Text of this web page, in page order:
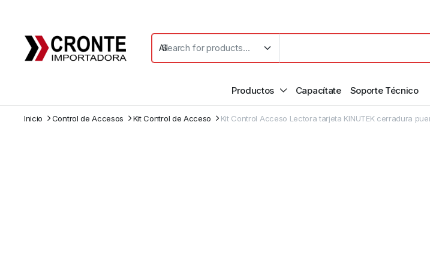
Productos Capacítate Soporte Técnico
Inicio Control de Accesos Kit Control de Acceso Kit Control Acceso Lectora tarjeta KINUTEK cerradura